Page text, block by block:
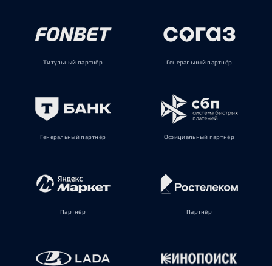
Титульный партнёр Генеральный партнёр
Генеральный партнёр Официальный партнёр
Партнёр Партнёр